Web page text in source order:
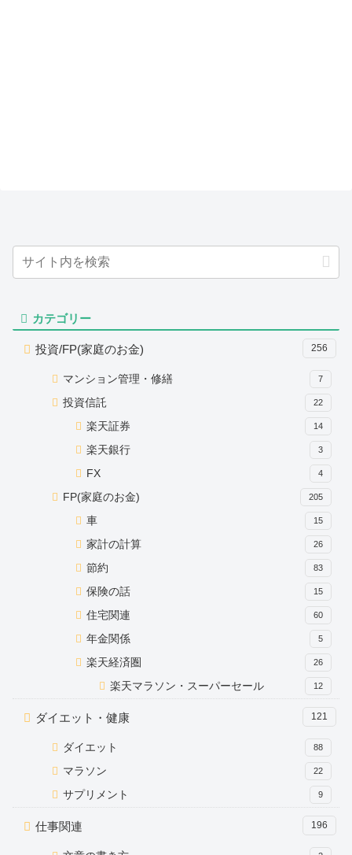
カテゴリー
投資/FP(家庭のお金) 256
マンション管理・修繕 7
投資信託 22
楽天証券 14
楽天銀行 3
FX 4
FP(家庭のお金) 205
車 15
家計の計算 26
節約 83
保険の話 15
住宅関連 60
年金関係 5
楽天経済圏 26
楽天マラソン・スーパーセール 12
ダイエット・健康 121
ダイエット 88
マラソン 22
サプリメント 9
仕事関連 196